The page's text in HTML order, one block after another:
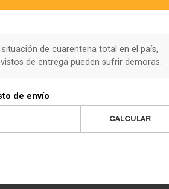
situación de cuarentena total en el país,
de entrega pueden sufrir demoras.
de envío
CALCULAR